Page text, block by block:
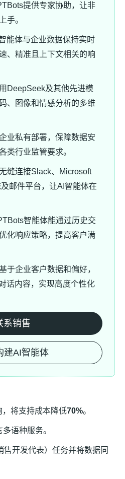
提供专家协助，让非
手。
能体与企业数据保持实时
、精准且上下文相关的响
DeepSeek及其他先进模
、图像和情感分析的多维
业私有部署，保障数据安
类行业监管要求。
缝连接Slack、Microsoft
邮件平台，让AI智能体在
智能体能通过历史交
化响应策略，提高客户满
于企业客户数据和偏好，
话内容，实现高度个性化
系销售
建AI智能体
，将支持成本降低70%。
语种服务。
售开发代表）任务并将数据同